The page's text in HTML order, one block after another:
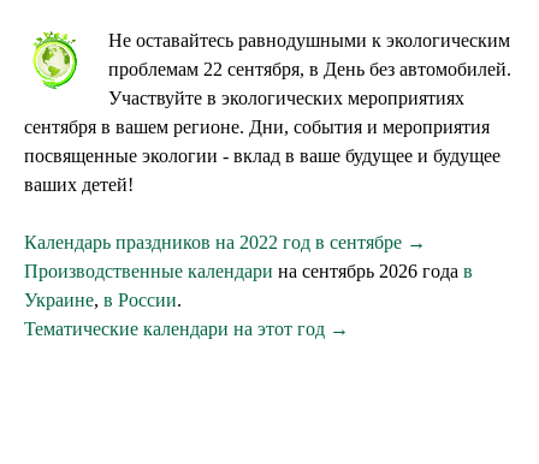
Не оставайтесь равнодушными к экологическим
проблемам 22 сентября, в День без автомобилей.
Участвуйте в экологических мероприятиях
сентября в вашем регионе. Дни, события и мероприятия
посвященные экологии - вклад в ваше будущее и будущее
ваших детей!
Календарь праздников на 2022 год в сентябре →
Производственные календари на сентябрь 2026 года в
Украине, в России.
Тематические календари на этот год →